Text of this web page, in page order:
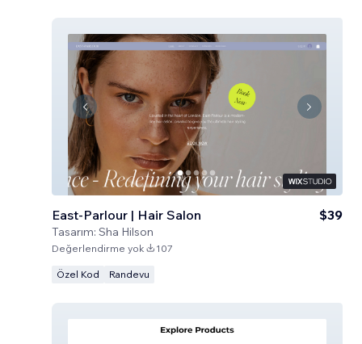
East-Parlour | Hair Salon
Tasarım: Sha Hilson
$39
Değerlendirme yok 107
Özel Kod Randevu